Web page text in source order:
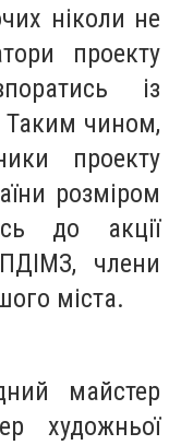
ніколи не
проекту
із
чином,
проекту
розміром
до акції
члени
міста.
майстер
художньої